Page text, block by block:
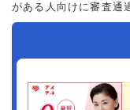
がある人向けに審査通